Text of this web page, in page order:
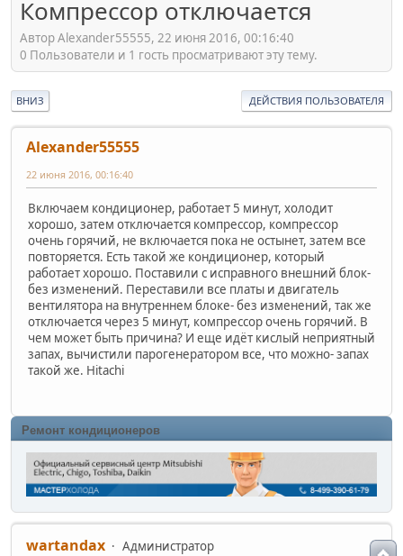
Компрессор отключается
Автор Alexander55555, 22 июня 2016, 00:16:40
0 Пользователи и 1 гость просматривают эту тему.
ВНИЗ ДЕЙСТВИЯ ПОЛЬЗОВАТЕЛЯ
Alexander55555
22 июня 2016, 00:16:40
Включаем кондиционер, работает 5 минут, холодит
хорошо, затем отключается компрессор, компрессор
очень горячий, не включается пока не остынет, затем все
повторяется. Есть такой же кондиционер, который
работает хорошо. Поставили с исправного внешний блок-
без изменений. Переставили все платы и двигатель
вентилятора на внутреннем блоке- без изменений, так же
отключается через 5 минут, компрессор очень горячий. В
чем может быть причина? И еще идёт кислый неприятный
запах, вычистили парогенератором все, что можно- запах
такой же. Hitachi
Ремонт кондиционеров
wartandax
Администратор